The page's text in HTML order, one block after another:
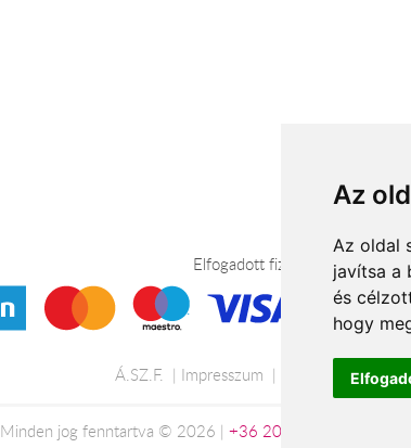
Az
Az oldal
javítsa a
és
hogy
Elfogadott fizetési módok
Á.SZ.F. Impresszum Adatkezelési
Minden jog fenntartva © 2026 | +36 20 488-8362